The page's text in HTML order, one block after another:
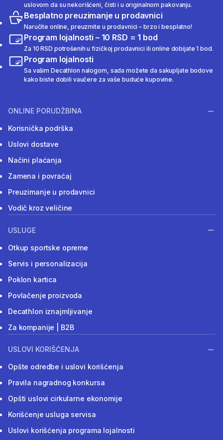
uslovom da su nekorišćeni, čisti i u originalnom pakovanju.
Besplatno preuzimanje u prodavnici
Naručite online, preuzmite u prodavnici – brzo i besplatno!
Program lojalnosti – 10 RSD = 1 bod
Za 10 RSD potrošenih u fizičkoj prodavnici ili online dobijate 1 bod.
Program lojalnosti
Sa vašim Decathlon nalogom, sada možete da sakupljate bodove
kako biste dobili vaučere za vaše buduće kupovine.
ONLINE PORUDŽBINA
Korisnička podrška
Uslovi dostave
Načini plaćanja
Zamena i povraćaj
Preuzimanje u prodavnici
Vodič kroz veličine
USLUGE
Otkup sportske opreme
Servis i personalizacija
Poklon kartica
Povlačenje proizvoda
Decathlon iznajmljivanje
Za kompanije | B2B
USLOVI KORIŠĆENJA
Opšte odredbe i uslovi korišćenja
Pravila nagradnog konkursa
Opšti uslovi cirkularne ekonomije
Korišćenje usluga servisa
Uslovi korišćenja programa lojalnosti